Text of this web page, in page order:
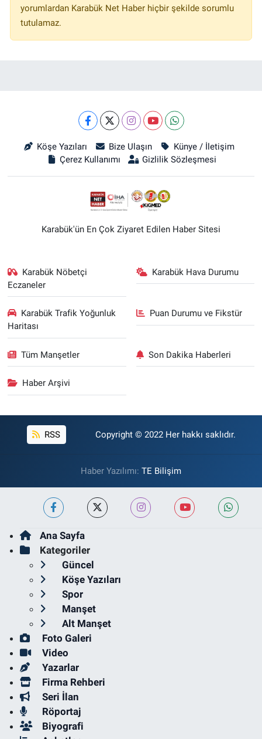
yorumlardan Karabük Net Haber hiçbir şekilde sorumlu
tutulamaz.
Köşe Yazıları Bize Ulaşın
Künye / İletişim
Çerez Kullanımı
Gizlilik Sözleşmesi
Karabük'ün En Çok Ziyaret Edilen Haber Sitesi
Karabük Nöbetçi
Eczaneler
Karabük Hava Durumu
Karabük Trafik Yoğunluk
Haritası
Puan Durumu ve Fikstür
Tüm Manşetler Son Dakika Haberleri
Haber Arşivi
RSS Copyright © 2022 Her hakkı saklıdır.
Haber Yazılımı: TE Bilişim
Ana Sayfa
Kategoriler
Güncel
Köşe Yazıları
Spor
Manşet
Alt Manşet
Foto Galeri
Video
Yazarlar
Firma Rehberi
Seri İlan
Röportaj
Biyografi